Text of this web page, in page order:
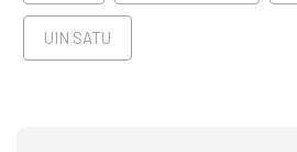
UIN SATU